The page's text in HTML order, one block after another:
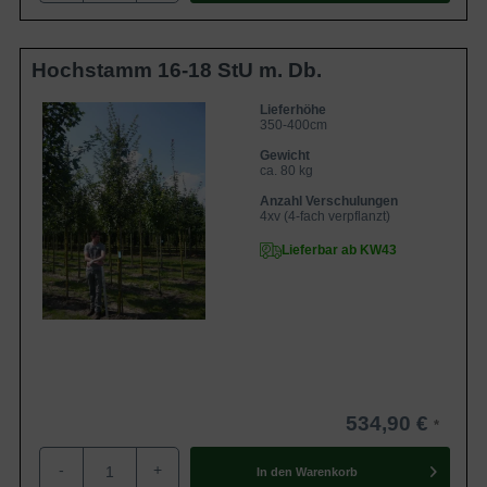
Hochstamm 16-18 StU m. Db.
Lieferhöhe
350-400cm
Gewicht
ca. 80 kg
Anzahl Verschulungen
4xv (4-fach verpflanzt)
Lieferbar ab KW43
534,90 €
- + In den Warenkorb